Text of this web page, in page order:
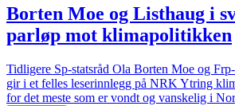
Borten Moe og Listhaug i
parløp mot klimapolitikken
Tidligere Sp-statsråd Ola Borten Moe og
gir i et felles leserinnlegg på NRK Ytring
for det meste som er vondt og vanskelig i